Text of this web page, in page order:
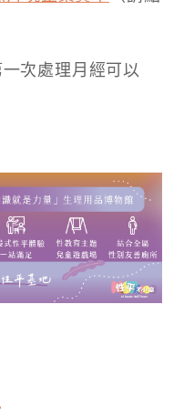
次處理月經可以